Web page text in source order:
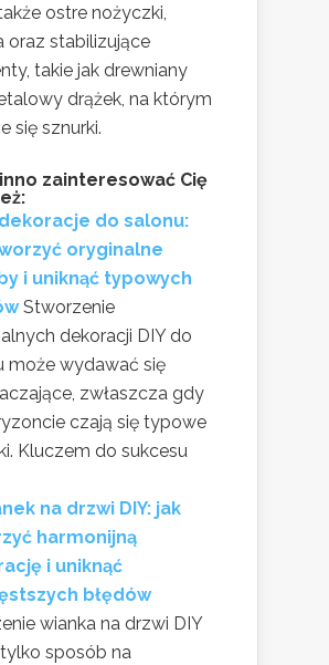
ostre nożyczki,
oraz stabilizujące
takie jak drewniany
drążek, na którym
się sznurki.
zainteresować Cię
dekoracje do salonu:
oryginalne
i uniknąć typowych
Stworzenie
dekoracji DIY do
może wydawać się
zwłaszcza gdy
czają się typowe
Kluczem do sukcesu
na drzwi DIY: jak
harmonijną
i uniknąć
błędów
wianka na drzwi DIY
sposób na